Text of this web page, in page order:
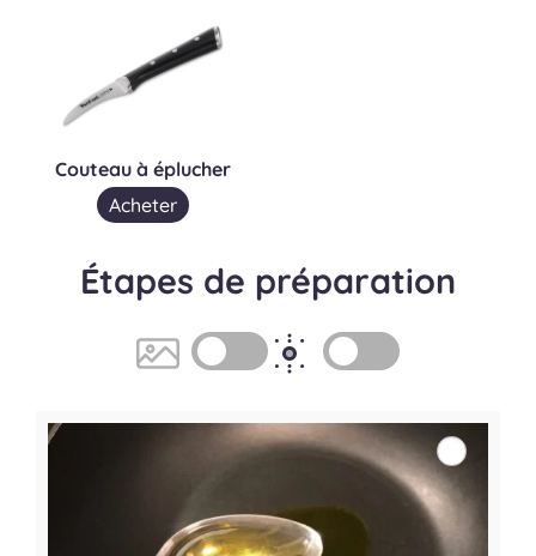
Couteau à éplucher
Acheter
Étapes de préparation